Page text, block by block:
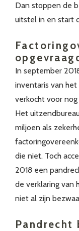
Dan stoppen de
uitstel in en start
In september
inventaris van
verkocht voor
Het
miljoen als
die niet. Toch
2018 een
de verklaring van
niet al zijn
Pandrecht